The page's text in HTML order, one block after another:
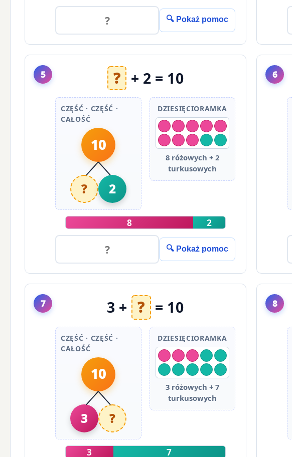
🔍 Pokaż pomoc
5 ? + 2 = 10
CZĘŚĆ · CZĘŚĆ ·
CAŁOŚĆ
10
? 2
DZIESIĘCIORAMKA
8 różowych + 2
turkusowych
8 2
🔍 Pokaż pomoc
6
7 3 + ? = 10
CZĘŚĆ · CZĘŚĆ ·
CAŁOŚĆ
10
3 ?
DZIESIĘCIORAMKA
3 różowych + 7
turkusowych
3 7
8